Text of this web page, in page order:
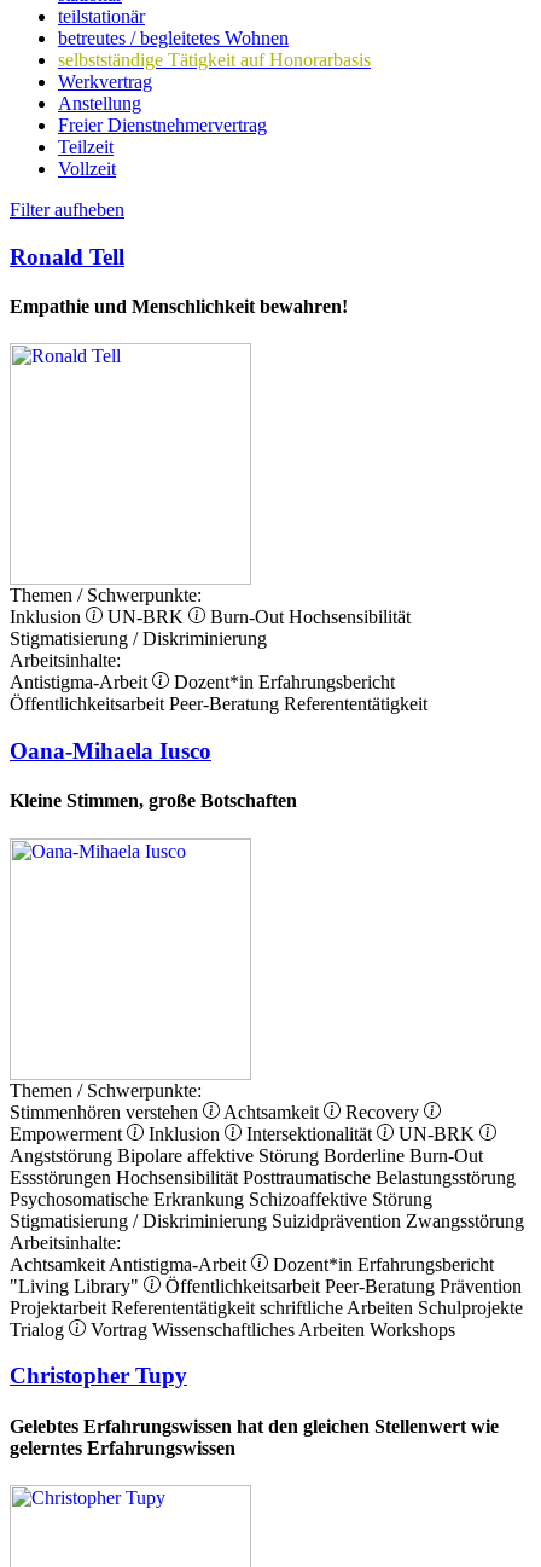
teilstationär
betreutes / begleitetes Wohnen
selbstständige Tätigkeit auf Honorarbasis
Werkvertrag
Anstellung
Freier Dienstnehmervertrag
Teilzeit
Vollzeit
Filter aufheben
Ronald Tell
Empathie und Menschlichkeit bewahren!
Themen / Schwerpunkte:
Inklusion
UN-BRK Burn-Out Hochsensibilität
Stigmatisierung / Diskriminierung
Arbeitsinhalte:
Antistigma-Arbeit
Dozent*in Erfahrungsbericht
Öffentlichkeitsarbeit Peer-Beratung Referententätigkeit
Oana-Mihaela Iusco
Kleine Stimmen, große Botschaften
Themen / Schwerpunkte:
Stimmenhören verstehen
Achtsamkeit
Recovery
Empowerment
Inklusion Intersektionalität
UN-BRK
Angststörung Bipolare affektive Störung Borderline Burn-Out
Essstörungen Hochsensibilität Posttraumatische Belastungsstörung
Psychosomatische Erkrankung Schizoaffektive Störung
Stigmatisierung / Diskriminierung Suizidprävention Zwangsstörung
Arbeitsinhalte:
Achtsamkeit Antistigma-Arbeit Dozent*in Erfahrungsbericht
"Living Library"
Öffentlichkeitsarbeit Peer-Beratung Prävention
Projektarbeit Referententätigkeit schriftliche Arbeiten Schulprojekte
Trialog
Vortrag Wissenschaftliches Arbeiten Workshops
Christopher Tupy
Gelebtes Erfahrungswissen hat den gleichen Stellenwert wie
gelerntes Erfahrungswissen